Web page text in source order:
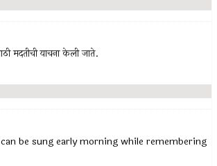
मदतीची याचना केली जाते.
that can be sung early morning while remembering